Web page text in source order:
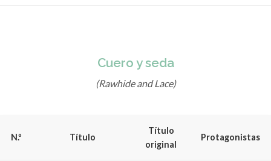
Cuero y seda
(Rawhide and Lace)
N.º Título
Título
original
Protagonistas